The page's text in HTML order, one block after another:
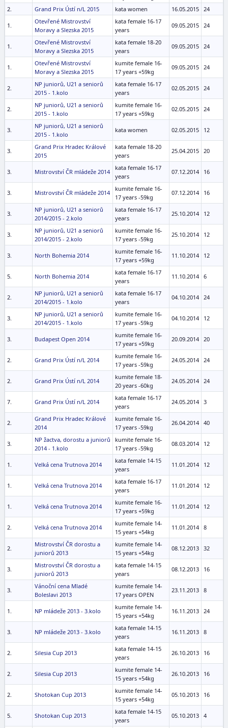
2.
Grand Prix Ústí n/L 2015 kata women 16.05.2015 24
1.
Otevřené Mistrovství
Moravy a Slezska 2015
kata female 16-17
years
09.05.2015 24
1.
Otevřené Mistrovství
Moravy a Slezska 2015
kata female 18-20
years
09.05.2015 24
1.
Otevřené Mistrovství
Moravy a Slezska 2015
kumite female 16-
17 years +59kg
09.05.2015 24
2.
NP juniorů, U21 a seniorů
2015 - 1.kolo
kata female 16-17
years
02.05.2015 24
2.
NP juniorů, U21 a seniorů
2015 - 1.kolo
kumite female 16-
17 years +59kg
02.05.2015 24
3.
NP juniorů, U21 a seniorů
2015 - 1.kolo
kata women 02.05.2015 12
3.
Grand Prix Hradec Králové
2015
kata female 18-20
years
25.04.2015 20
3. Mistrovství ČR mládeže 2014
kata female 16-17
years
07.12.2014 16
3. Mistrovství ČR mládeže 2014
kumite female 16-
17 years -59kg
07.12.2014 16
3.
NP juniorů, U21 a seniorů
2014/2015 - 2.kolo
kata female 16-17
years
25.10.2014 12
3.
NP juniorů, U21 a seniorů
2014/2015 - 2.kolo
kumite female 16-
17 years -59kg
25.10.2014 12
3. North Bohemia 2014
kumite female 16-
17 years +59kg
11.10.2014 12
5. North Bohemia 2014
kata female 16-17
years
11.10.2014 6
2.
NP juniorů, U21 a seniorů
2014/2015 - 1.kolo
kata female 16-17
years
04.10.2014 24
3.
NP juniorů, U21 a seniorů
2014/2015 - 1.kolo
kumite female 16-
17 years -59kg
04.10.2014 12
3. Budapest Open 2014
kumite female 16-
17 years +59kg
20.09.2014 20
2. Grand Prix Ústí n/L 2014
kumite female 16-
17 years -59kg
24.05.2014 24
2. Grand Prix Ústí n/L 2014
kumite female 18-
20 years -60kg
24.05.2014 24
7. Grand Prix Ústí n/L 2014
kata female 16-17
years
24.05.2014 3
2.
Grand Prix Hradec Králové
2014
kumite female 16-
17 years -59kg
26.04.2014 40
3.
NP žactva, dorostu a juniorů
2014 - 1.kolo
kumite female 16-
17 years -59kg
08.03.2014 12
1. Velká cena Trutnova 2014
kata female 14-15
years
11.01.2014 12
1. Velká cena Trutnova 2014
kata female 16-17
years
11.01.2014 12
1. Velká cena Trutnova 2014
kumite female 16-
17 years +59kg
11.01.2014 12
2. Velká cena Trutnova 2014
kumite female 14-
15 years +54kg
11.01.2014 8
2.
Mistrovství ČR dorostu a
juniorů 2013
kumite female 14-
15 years +54kg
08.12.2013 32
3.
Mistrovství ČR dorostu a
juniorů 2013
kata female 14-15
years
08.12.2013 16
3.
Vánoční cena Mladé
Boleslavi 2013
kumite female 14-
17 years OPEN
23.11.2013 8
1. NP mládeže 2013 - 3.kolo
kumite female 14-
15 years +54kg
16.11.2013 24
3. NP mládeže 2013 - 3.kolo
kata female 14-15
years
16.11.2013 8
2. Silesia Cup 2013
kata female 14-15
years
26.10.2013 16
2. Silesia Cup 2013
kumite female 14-
15 years +54kg
26.10.2013 16
2. Shotokan Cup 2013
kumite female 14-
15 years +54kg
05.10.2013 16
5. Shotokan Cup 2013
kata female 14-15
years
05.10.2013 4